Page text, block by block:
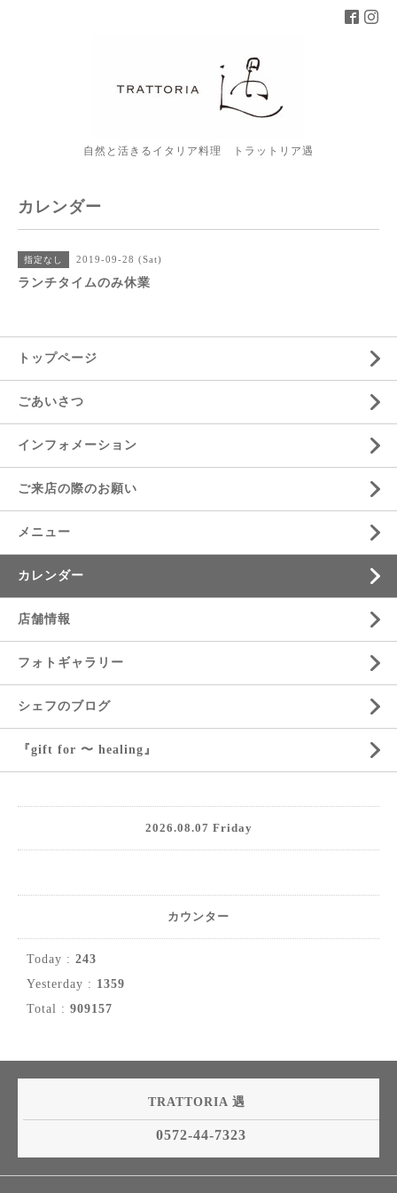
自然と活きるイタリア料理 トラットリア遇
カレンダー
指定なし 2019-09-28 (Sat)
ランチタイムのみ休業
トップページ
ごあいさつ
インフォメーション
ご来店の際のお願い
メニュー
カレンダー
店舗情報
フォトギャラリー
シェフのブログ
『gift for 〜 healing』
2026.08.07 Friday
カウンター
Today : 243
Yesterday : 1359
Total : 909157
TRATTORIA 遇
0572-44-7323